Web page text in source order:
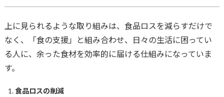
上に見られるような取り組みは、食品ロスを減らすだけで
なく、「食の支援」と組み合わせ、日々の生活に困ってい
る人に、余った食材を効率的に届ける仕組みになっていま
す。
食品ロスの削減